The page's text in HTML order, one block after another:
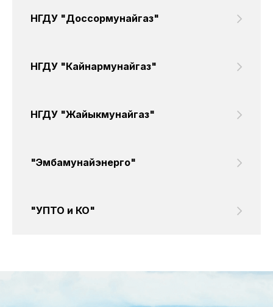
НГДУ "Доссормунайгаз"
НГДУ "Кайнармунайгаз"
НГДУ "Жайыкмунайгаз"
"Эмбамунайэнерго"
"УПТО и КО"